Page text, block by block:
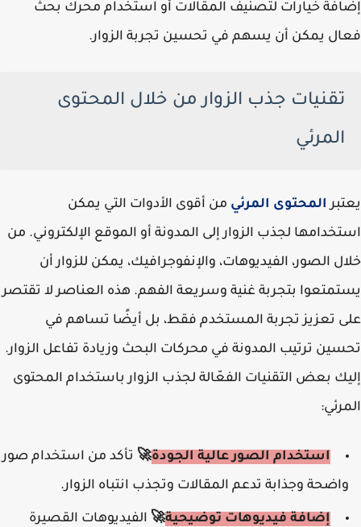
إضافة خيارات لتصنيف المقالات أو استخدام محرك بحث
فعال يمكن أن يسهم في تحسين تجربة الزوار.
تقنيات جذب الزوار من خلال المحتوى
المرئي
يعتبر المحتوى المرئي من أقوى الأدوات التي يمكن
استخدامها لجذب الزوار إلى المدونة أو الموقع الإلكتروني. من
خلال الصور، الفيديوهات، والإنفوجرافيك، يمكن للزوار أن
يستمتعوا بتجربة غنية وسريعة الفهم. هذه العناصر لا تقتصر
على تعزيز تجربة المستخدم فقط، بل أيضًا تساهم في
تحسين ترتيب المدونة في محركات البحث وزيادة تفاعل الزوار.
إليك بعض التقنيات الفعّالة لجذب الزوار باستخدام المحتوى
المرئي:
استخدام الصور عالية الجودة🚀 تأكد من استخدام صور
واضحة وجذابة تدعم المقالات وتجذب انتباه الزوار.
إضافة فيديوهات توضيحية🚀 الفيديوهات القصيرة